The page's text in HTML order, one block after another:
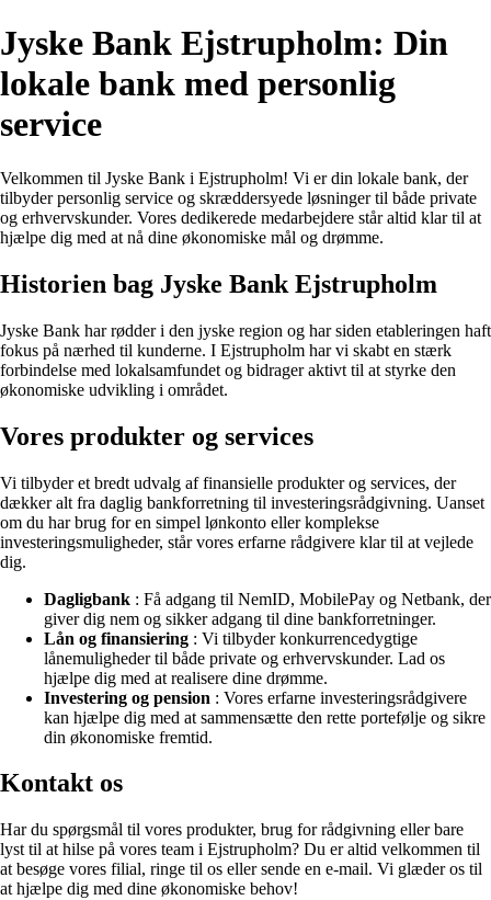
Jyske Bank Ejstrupholm: Din
lokale bank med personlig
service
Velkommen til Jyske Bank i Ejstrupholm! Vi er din lokale bank, der
tilbyder personlig service og skræddersyede løsninger til både private
og erhvervskunder. Vores dedikerede medarbejdere står altid klar til at
hjælpe dig med at nå dine økonomiske mål og drømme.
Historien bag Jyske Bank Ejstrupholm
Jyske Bank har rødder i den jyske region og har siden etableringen haft
fokus på nærhed til kunderne. I Ejstrupholm har vi skabt en stærk
forbindelse med lokalsamfundet og bidrager aktivt til at styrke den
økonomiske udvikling i området.
Vores produkter og services
Vi tilbyder et bredt udvalg af finansielle produkter og services, der
dækker alt fra daglig bankforretning til investeringsrådgivning. Uanset
om du har brug for en simpel lønkonto eller komplekse
investeringsmuligheder, står vores erfarne rådgivere klar til at vejlede
dig.
Dagligbank : Få adgang til NemID, MobilePay og Netbank, der
giver dig nem og sikker adgang til dine bankforretninger.
Lån og finansiering : Vi tilbyder konkurrencedygtige
lånemuligheder til både private og erhvervskunder. Lad os
hjælpe dig med at realisere dine drømme.
Investering og pension : Vores erfarne investeringsrådgivere
kan hjælpe dig med at sammensætte den rette portefølje og sikre
din økonomiske fremtid.
Kontakt os
Har du spørgsmål til vores produkter, brug for rådgivning eller bare
lyst til at hilse på vores team i Ejstrupholm? Du er altid velkommen til
at besøge vores filial, ringe til os eller sende en e-mail. Vi glæder os til
at hjælpe dig med dine økonomiske behov!